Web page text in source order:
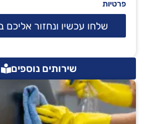
פרטיות
שלחו עכשיו ונחזור אליכם
שירותים נוספים